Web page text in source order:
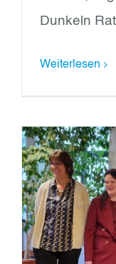
Dunkeln
Weiterlesen